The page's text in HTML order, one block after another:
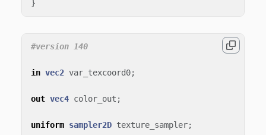
}
in vec2 var_texcoord0;
out vec4 color_out ;
uniform sampler2D texture_sampler;